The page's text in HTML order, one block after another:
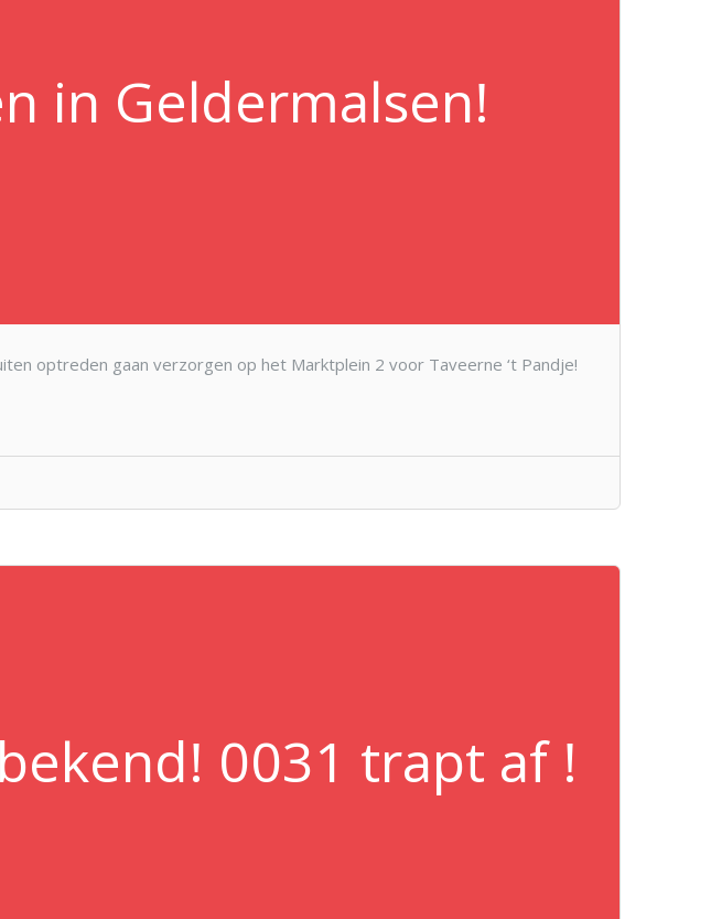
in Geldermalsen!
optreden gaan verzorgen op het Marktplein 2 voor Taveerne ‘t Pandje!
0031 trapt af !